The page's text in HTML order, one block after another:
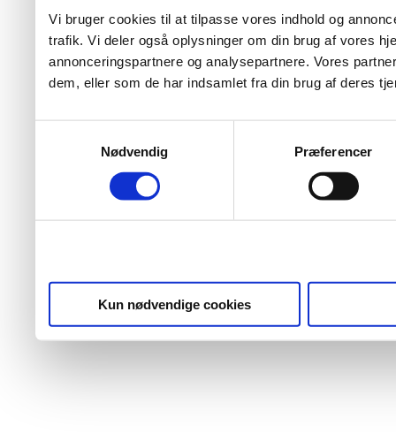
Vi bruger cookies til at tilpasse vores indhold og
trafik. Vi deler også oplysninger om din brug af vores
annonceringspartnere og analysepartnere. Vores
dem, eller som de har indsamlet fra din brug af deres
Nødvendig
Præferencer
Kun nødvendige cookies